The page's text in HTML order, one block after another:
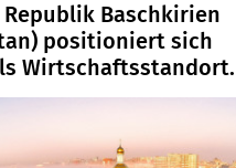
Baschkirien
positioniert sich
Wirtschaftsstandort.